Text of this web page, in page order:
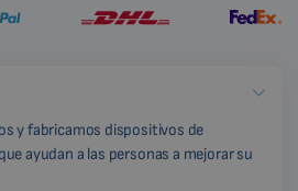
y fabricamos dispositivos de
ayudan a las personas a mejorar su